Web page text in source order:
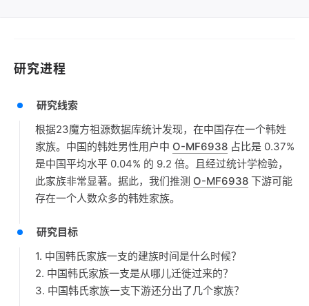
研究进程
研究线索
根据23魔方祖源数据库统计发现，在中国存在一个韩姓
家族。中国的韩姓男性用户中 O-MF6938 占比是 0.37%
是中国平均水平 0.04% 的 9.2 倍。且经过统计学检验，
此家族非常显著。据此，我们推测 O-MF6938 下游可能
存在一个人数众多的韩姓家族。
研究目标
1. 中国韩氏家族一支的建族时间是什么时候？
2. 中国韩氏家族一支是从哪儿迁徙过来的？
3. 中国韩氏家族一支下游还分出了几个家族？